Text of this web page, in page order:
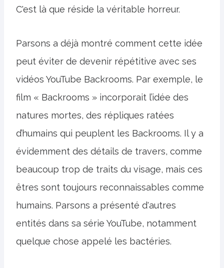
C'est là que réside la véritable horreur.
Parsons a déjà montré comment cette idée
peut éviter de devenir répétitive avec ses
vidéos YouTube Backrooms. Par exemple, le
film « Backrooms » incorporait l’idée des
natures mortes, des répliques ratées
d’humains qui peuplent les Backrooms. Il y a
évidemment des détails de travers, comme
beaucoup trop de traits du visage, mais ces
êtres sont toujours reconnaissables comme
humains. Parsons a présenté d'autres
entités dans sa série YouTube, notamment
quelque chose appelé les bactéries.